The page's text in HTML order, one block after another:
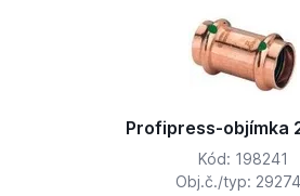
Profipress-objímka
Kód: 198241
Obj.č./typ: